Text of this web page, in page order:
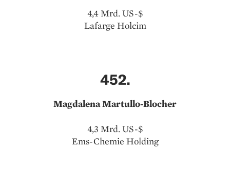
4,4 Mrd. US-$
Lafarge Holcim
452.
Magdalena Martullo-Blocher
4,3 Mrd. US-$
Ems-Chemie Holding